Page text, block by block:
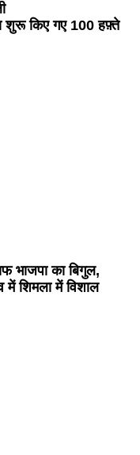
शुरू किए गए 100 हफ़्ते
भाजपा का बिगुल,
में शिमला में विशाल